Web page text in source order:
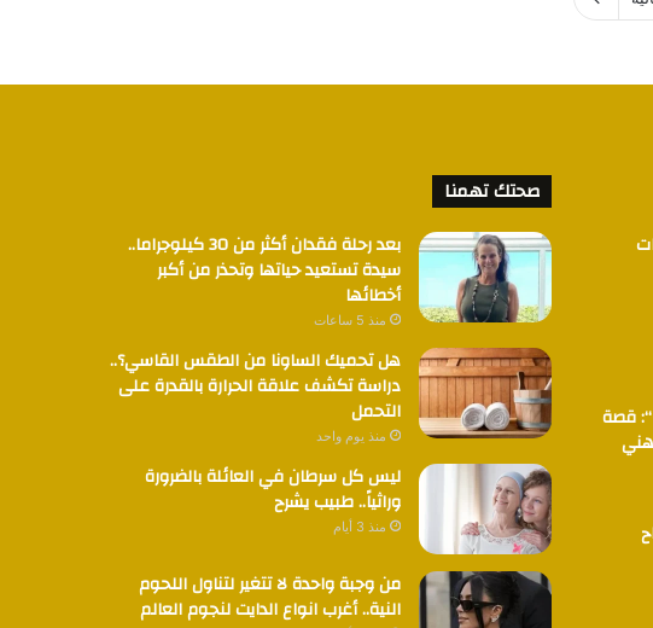
“: قصة
صحتك تهمنا
بعد رحلة فقدان أكثر من 30 كيلوجراما..
سيدة تستعيد حياتها وتحذر من أكبر
أخطائها
منذ 5 ساعات
هل تحميك الساونا من الطقس القاسي؟..
دراسة تكشف علاقة الحرارة بالقدرة على
التحمل
منذ يوم واحد
ليس كل سرطان في العائلة بالضرورة
وراثياً.. طبيب يشرح
منذ 3 أيام
من وجبة واحدة لا تتغير لتناول اللحوم
النية.. أغرب انواع الدايت لنجوم العالم